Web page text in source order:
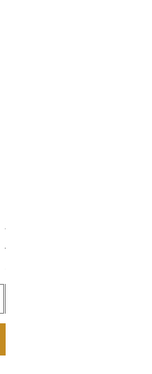
JP¥175